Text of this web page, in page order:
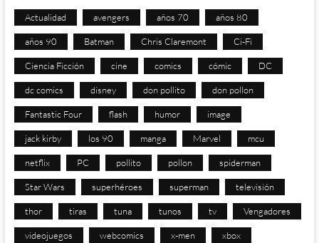
Actualidad avengers años 70 años 80
años 90 Batman Chris Claremont Ci-Fi
Ciencia Ficción cine comics cómic DC
dc comics disney don pollito don pollon
Fantastic Four flash humor image
jack kirby los 90 manga Marvel mcu
netflix PC pollito pollon spiderman
Star Wars superhéroes superman televisión
thor tiras tuna tunos tv Vengadores
videojuegos webcomics x-men xbox